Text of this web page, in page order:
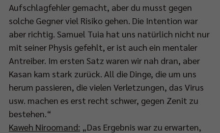
Aufschlagfehler gemacht, aber du musst gegen
solche Gegner viel Risiko gehen. Die Intention war
aber richtig. Samuel Tuia hat uns natürlich nicht nur
mit seiner Physis gefehlt, er ist auch ein mentaler
Antreiber. Im ersten Satz waren wir nah dran, aber
Kasan kam stark zurück. All die Dinge, die um uns
herum passieren, die vielen Verletzungen, das Virus
usw. machen es erst recht schwer, gegen Zenit zu
bestehen.“
Kaweh Niroomand: „Das Ergebnis war zu erwarten,